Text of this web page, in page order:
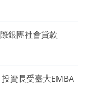
銀團社會貸款
資長受臺大EMBA